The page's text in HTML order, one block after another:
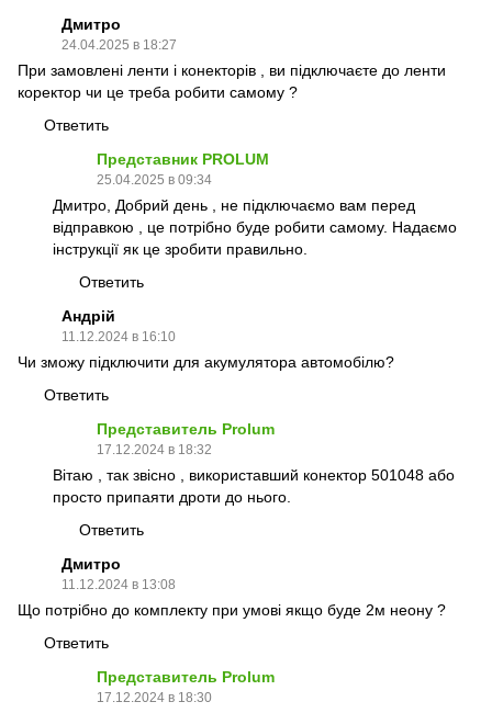
Дмитро
24.04.2025 в 18:27
При замовлені ленти і конекторів , ви підключаєте до ленти
коректор чи це треба робити самому ?
Ответить
Представник PROLUM
25.04.2025 в 09:34
Дмитро, Добрий день , не підключаємо вам перед
відправкою , це потрібно буде робити самому. Надаємо
інструкції як це зробити правильно.
Ответить
Андрій
11.12.2024 в 16:10
Чи зможу підключити для акумулятора автомобілю?
Ответить
Представитель Prolum
17.12.2024 в 18:32
Вітаю , так звісно , використавший конектор 501048 або
просто припаяти дроти до нього.
Ответить
Дмитро
11.12.2024 в 13:08
Що потрібно до комплекту при умові якщо буде 2м неону ?
Ответить
Представитель Prolum
17.12.2024 в 18:30